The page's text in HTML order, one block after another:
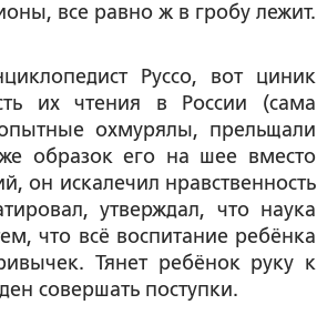
все равно ж в гробу лежит.
Руссо, вот циник
их чтения в России (сама
охмурялы, прельщали
образок его на шее вместо
он искалечил нравственность
утверждал, что наука
что всё воспитание ребёнка
Тянет ребёнок руку к
совершать поступки.